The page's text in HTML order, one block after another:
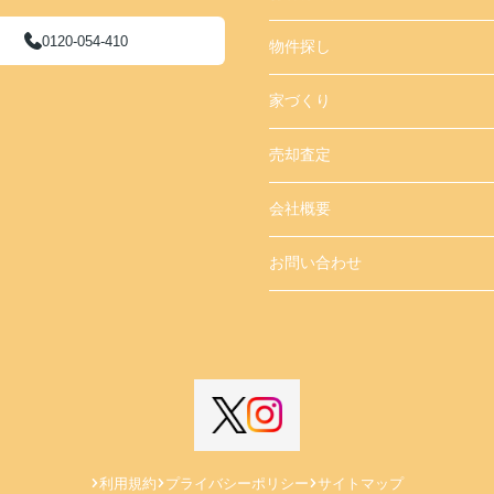
0120-054-410 物件探し
家づくり
売却査定
会社概要
お問い合わせ
利用規約 プライバシーポリシー サイトマップ